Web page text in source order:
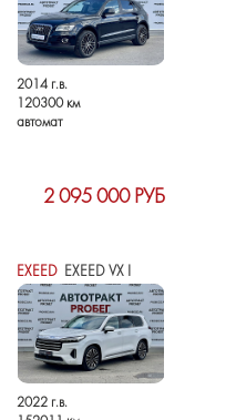
2014 г.в.
120300 км
автомат
2 095 000 РУБ
EXEED EXEED VX I
2022 г.в.